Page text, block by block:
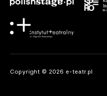
Copyright © 2026 e-teatr.pl